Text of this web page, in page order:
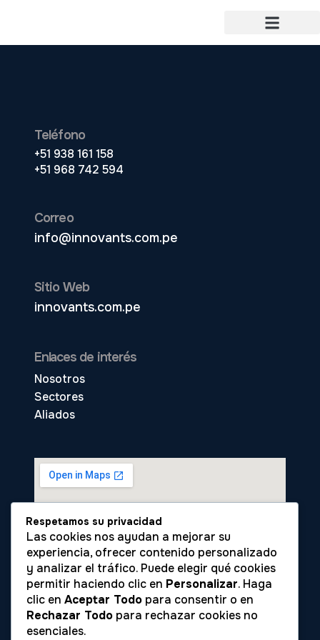
Teléfono
+51 938 161 158
+51 968 742 594
Correo
info@innovants.com.pe
Sitio Web
innovants.com.pe
Enlaces de interés
Nosotros
Sectores
Aliados
Respetamos su privacidad
Las cookies nos ayudan a mejorar su
experiencia, ofrecer contenido personalizado
y analizar el tráfico. Puede elegir qué cookies
permitir haciendo clic en Personalizar. Haga
clic en Aceptar Todo para consentir o en
Rechazar Todo para rechazar cookies no
esenciales.